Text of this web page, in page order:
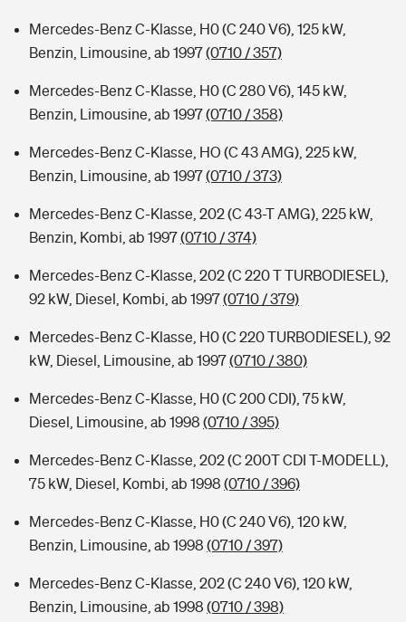
Mercedes-Benz C-Klasse, H0 (C 240 V6), 125 kW,
Benzin, Limousine, ab 1997(0710 / 357)
Mercedes-Benz C-Klasse, H0 (C 280 V6), 145 kW,
Benzin, Limousine, ab 1997(0710 / 358)
Mercedes-Benz C-Klasse, HO (C 43 AMG), 225 kW,
Benzin, Limousine, ab 1997(0710 / 373)
Mercedes-Benz C-Klasse, 202 (C 43-T AMG), 225 kW,
Benzin, Kombi, ab 1997(0710 / 374)
Mercedes-Benz C-Klasse, 202 (C 220 T TURBODIESEL),
92 kW, Diesel, Kombi, ab 1997(0710 / 379)
Mercedes-Benz C-Klasse, H0 (C 220 TURBODIESEL), 92
kW, Diesel, Limousine, ab 1997(0710 / 380)
Mercedes-Benz C-Klasse, H0 (C 200 CDI), 75 kW,
Diesel, Limousine, ab 1998 (0710 / 395)
Mercedes-Benz C-Klasse, 202 (C 200T CDI T-MODELL),
75 kW, Diesel, Kombi, ab 1998 (0710 / 396)
Mercedes-Benz C-Klasse, H0 (C 240 V6), 120 kW,
Benzin, Limousine, ab 1998 (0710 / 397)
Mercedes-Benz C-Klasse, 202 (C 240 V6), 120 kW,
Benzin, Limousine, ab 1998 (0710 / 398)